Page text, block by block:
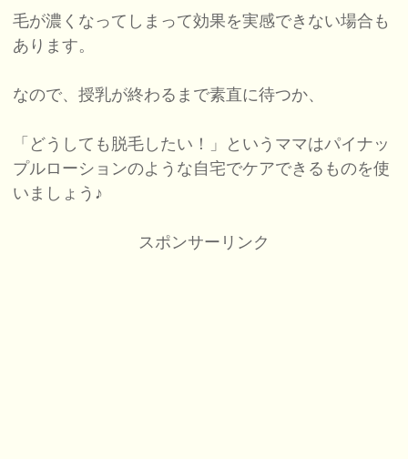
毛が濃くなってしまって効果を実感できない場合も
あります。
なので、授乳が終わるまで素直に待つか、
「どうしても脱毛したい！」というママはパイナッ
プルローションのような自宅でケアできるものを使
いましょう♪
スポンサーリンク